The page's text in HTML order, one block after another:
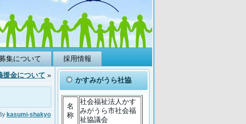
集について 採用情報
援金について »
kasumi-shakyo
かすみがうら社協
名
称
社会福祉法人かす
みがうら市社会福
祉協議会